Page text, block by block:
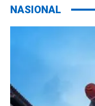
NASIONAL